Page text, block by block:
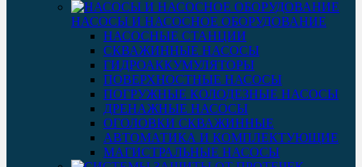
НАСОСЫ И НАСОСНОЕ ОБОРУДОВАНИЕ
НАСОСНЫЕ СТАНЦИИ
СКВАЖИННЫЕ НАСОСЫ
ГИДРОАККУМУЛЯТОРЫ
ПОВЕРХНОСТНЫЕ НАСОСЫ
ПОГРУЖНЫЕ КОЛОДЕЗНЫЕ НАСОСЫ
ДРЕНАЖНЫЕ НАСОСЫ
ОГОЛОВКИ СКВАЖИННЫЕ
АВТОМАТИКА И КОМПЛЕКТУЮЩИЕ
МАГИСТРАЛЬНЫЕ НАСОСЫ